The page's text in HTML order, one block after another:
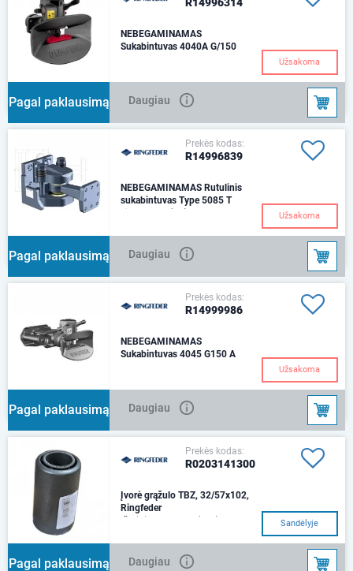
NEBEGAMINAMAS
Sukabintuvas 4040A G/150
100 mmSvoris 40kg D (kN) -
137
Užsakoma
Pagal paklausimą Daugiau
Prekės kodas:
R14996839
NEBEGAMINAMAS Rutulinis
sukabintuvas Type 5085 T
Ø 50 mm D (kN) -
mmUniverslus sukabintuvas
tinkamas 40mm ir 50mm
diametro kl
Užsakoma
Pagal paklausimą Daugiau
Prekės kodas:
R14999986
NEBEGAMINAMAS
Sukabintuvas 4045 G150 A
Užsakoma
Pagal paklausimą Daugiau
Prekės kodas:
R0203141300
Įvorė grąžulo TBZ, 32/57x102,
Ringfeder
Išorinis skersmuo (mm)
32Ilgis (mm) 102
Sandėlyje
Pagal paklausimą Daugiau